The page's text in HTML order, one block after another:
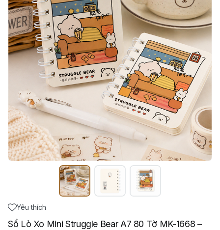
Yêu thích
Sổ Lò Xo Mini Struggle Bear A7 80 Tờ MK-1668 –